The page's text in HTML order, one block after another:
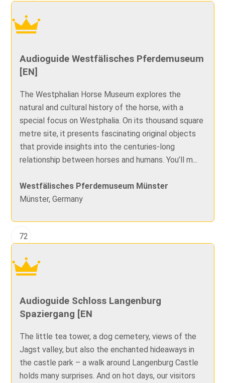
Audioguide Westfälisches Pferdemuseum
[EN]
The Westphalian Horse Museum explores the
natural and cultural history of the horse, with a
special focus on Westphalia. On its thousand square
metre site, it presents fascinating original objects
that provide insights into the centuries-long
relationship between horses and humans. You’ll m...
Westfälisches Pferdemuseum Münster
Münster, Germany
72
Audioguide Schloss Langenburg
Spaziergang [EN
The little tea tower, a dog cemetery, views of the
Jagst valley, but also the enchanted hideaways in
the castle park – a walk around Langenburg Castle
holds many surprises. And on hot days, our visitors